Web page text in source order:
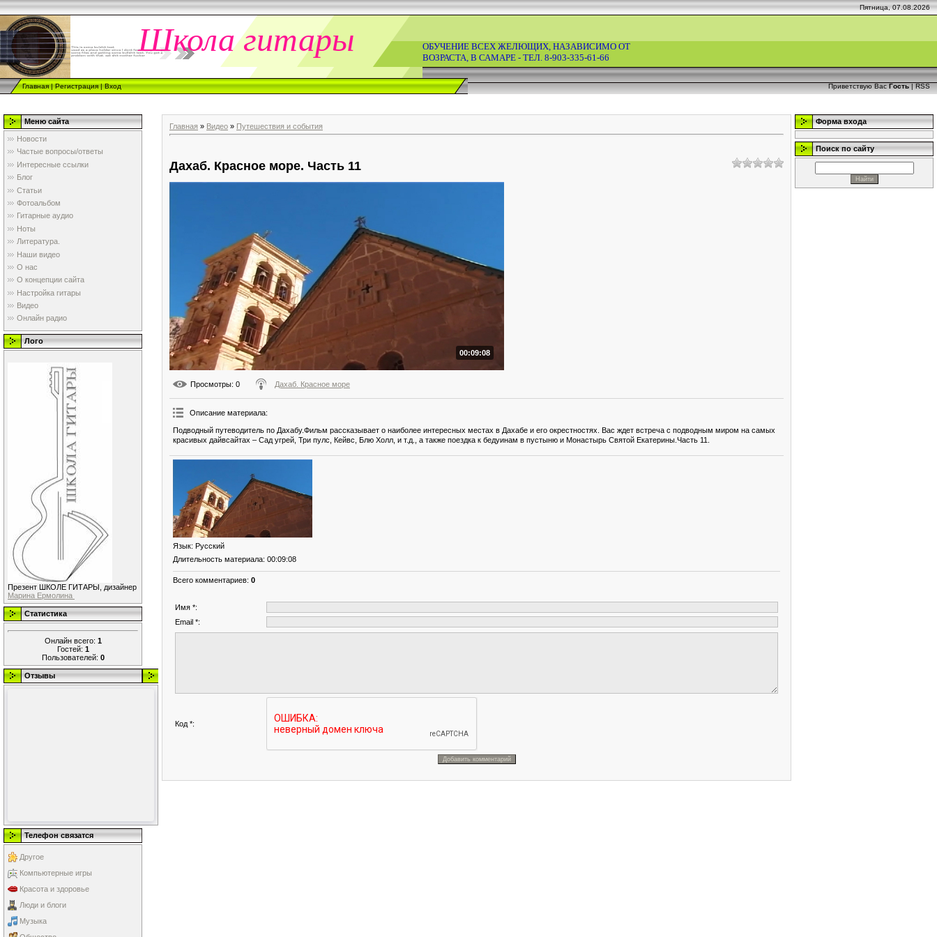
Пятница, 07.08.2026
Школа гитары
ОБУЧЕНИЕ ВСЕХ ЖЕЛЮЩИХ, НАЗАВИСИМО ОТ
ВОЗРАСТА, В САМАРЕ - ТЕЛ. 8-903-335-61-66
Главная|Регистрация|Вход Приветствую Вас Гость | RSS
Меню сайта
Новости
Частые вопросы/ответы
Интересные ссылки
Блог
Статьи
Фотоальбом
Гитарные аудио
Ноты
Литература.
Наши видео
О нас
О концепции сайта
Настройка гитары
Видео
Онлайн радио
Лого
Презент ШКОЛЕ ГИТАРЫ, дизайнер
Марина Ермолина
Статистика
Онлайн всего: 1
Гостей: 1
Пользователей: 0
Отзывы
Телефон связатся
Другое
Компьютерные игры
Красота и здоровье
Люди и блоги
Музыка
Главная » Видео » Путешествия и события
Дахаб. Красное море. Часть 11
00:09:08
Просмотры: 0 Дахаб. Красное море
Описание материала:
Подводный путеводитель по Дахабу.Фильм рассказывает о наиболее интересных местах в Дахабе и его окрестностях. Вас ждет встреча с подводным миром на самых
красивых дайвсайтах – Сад угрей, Три пулс, Кейвс, Блю Холл, и т.д., а также поездка к бедуинам в пустыню и Монастырь Святой Екатерины.Часть 11.
Язык: Русский
Длительность материала: 00:09:08
Всего комментариев: 0
Имя *:
Email *:
Код *:
Форма входа
Поиск по сайту